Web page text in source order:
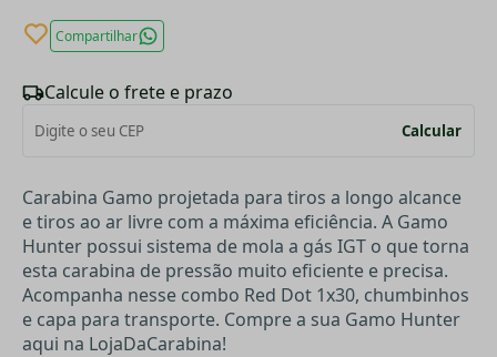
Compartilhar
Calcule o frete e prazo
Calcular
Carabina Gamo projetada para tiros a longo alcance
e tiros ao ar livre com a máxima eficiência. A Gamo
Hunter possui sistema de mola a gás IGT o que torna
esta carabina de pressão muito eficiente e precisa.
Acompanha nesse combo Red Dot 1x30, chumbinhos
e capa para transporte. Compre a sua Gamo Hunter
aqui na LojaDaCarabina!